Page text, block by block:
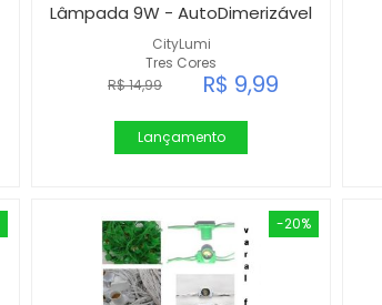
CityLumi
Tres Cores
Lâmpada 9W - AutoDimerizável
R$ 14,99 R$ 9,99
Lançamento
-20%